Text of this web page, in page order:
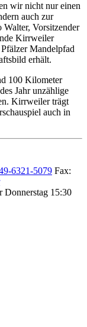
wir nicht nur einen
auch zur
Walter, Vorsitzender
Kirrweiler
Mandelpfad
erhält.
100 Kilometer
Jahr unzählige
Kirrweiler trägt
auch in
6321-5079 Fax:
Donnerstag 15:30